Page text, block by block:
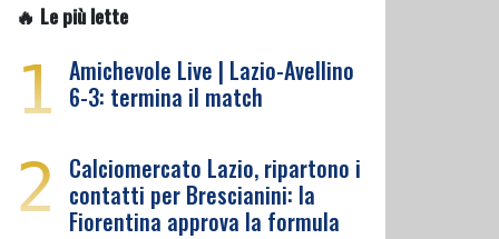
🔥 Le più lette
1 Amichevole Live | Lazio-Avellino
6-3: termina il match
2 Calciomercato Lazio, ripartono i
contatti per Brescianini: la
Fiorentina approva la formula